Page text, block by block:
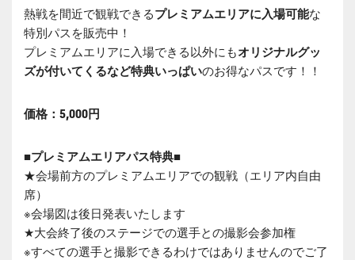
熱戦を間近で観戦できるプレミアムエリアに入場可能な
特別パスを販売中！
プレミアムエリアに入場できる以外にもオリジナルグッ
ズが付いてくるなど特典いっぱいのお得なパスです！！
価格：5,000円
■プレミアムエリアパス特典■
★会場前方のプレミアムエリアでの観戦（エリア内自由
席）
※会場図は後日発表いたします
★大会終了後のステージでの選手との撮影会参加権
※すべての選手と撮影できるわけではありませんのでご了